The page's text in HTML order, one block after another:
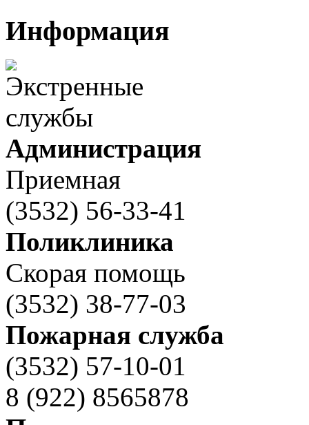
Информация
Администрация
Приемная
(3532) 56-33-41
Поликлиника
Скорая помощь
(3532) 38-77-03
Пожарная служба
(3532) 57-10-01
8 (922) 8565878